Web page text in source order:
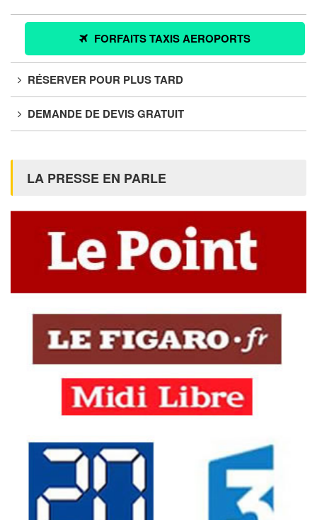
FORFAITS TAXIS AEROPORTS
RÉSERVER POUR PLUS TARD
DEMANDE DE DEVIS GRATUIT
LA PRESSE EN PARLE